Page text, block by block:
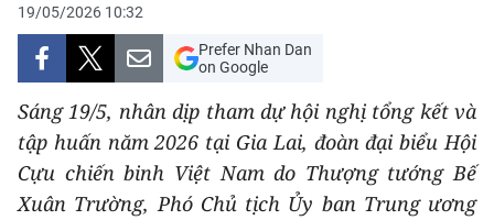
VĂN HÓA
XÃ HỘI
PHÁP LUẬT
DU LỊCH
19/05/2026 10:32
Prefer Nhan Dan
on Google
Sáng 19/5, nhân dịp tham dự hội nghị tổng kết và
tập huấn năm 2026 tại Gia Lai, đoàn đại biểu Hội
Cựu chiến binh Việt Nam do Thượng tướng Bế
Xuân Trường, Phó Chủ tịch Ủy ban Trung ương